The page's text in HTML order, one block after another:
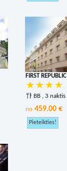
FIRST REPUBLIC
BB , 3 naktis
no 459.00 €